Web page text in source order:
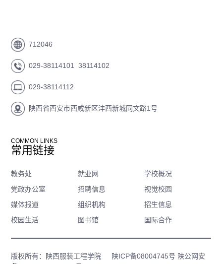
712046
029-38114101 38114102
029-38114112
陕西省西安市西咸新区沣西新城同文路1号
COMMON LINKS
常用链接
教务处 就业网
学校概况
党政办公室
招聘信息
视觉校园
媒体报道
组织机构
招生信息
校园生活
图书馆 国际合作
版权所有：陕西服装工程学院 陕ICP备08004745号 陕公网安